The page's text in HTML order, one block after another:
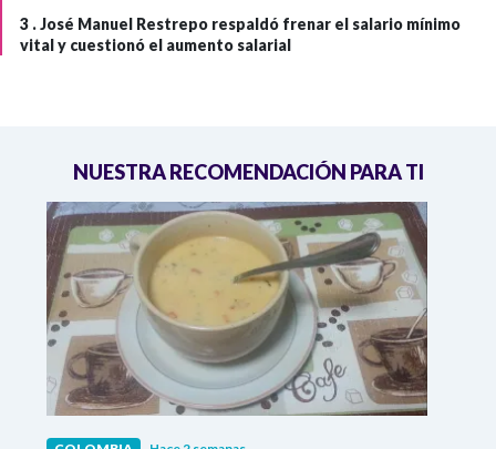
3 .José Manuel Restrepo respaldó frenar el salario mínimo
vital y cuestionó el aumento salarial
NUESTRA RECOMENDACIÓN PARA TI